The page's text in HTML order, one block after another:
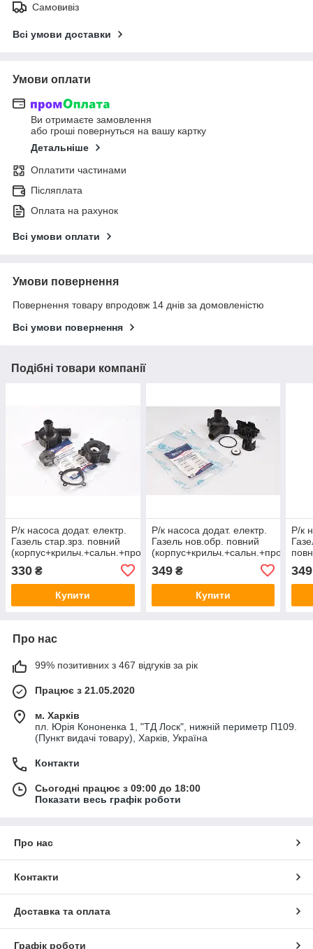
Самовивіз
Всі умови доставки
Умови оплати
Ви отримаєте замовлення
або гроші повернуться на вашу картку
Детальніше
Оплатити частинами
Післяплата
Оплата на рахунок
Всі умови оплати
Умови повернення
Повернення товару впродовж 14 днів за домовленістю
Всі умови повернення
Подібні товари компанії
Р/к насоса додат. електр.
Газель стар.зрз. повний
(корпус+крильч.+сальн.+прокл.)
32.3708000-16
330 ₴
Купити
Р/к насоса додат. електр.
Газель нов.обр. повний
(корпус+крильч.+сальн.+прокл.)
75.3708000-18
349₴
Купити
Р/к
АП
349
Про нас
99% позитивних з 467 відгуків за рік
Працює з 21.05.2020
м. Харків
пл. Юрія Кононенка 1, "ТД Лоск", нижній периметр П109.
(Пункт видачі товару), Харків, Україна
Контакти
Сьогодні працює з 09:00 до 18:00
Показати весь графік роботи
Про нас
Контакти
Доставка та оплата
Графік роботи